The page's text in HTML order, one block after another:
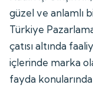
güzel ve anlamlı
Türkiye
çatısı altında
içlerinde marka
fayda